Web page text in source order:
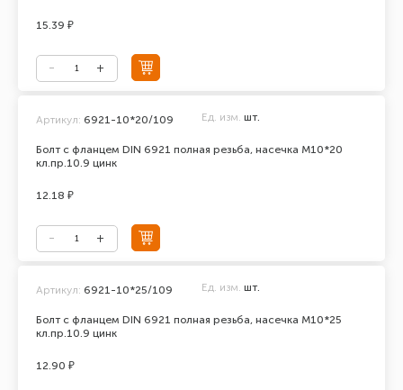
15.39 ₽
Болт с фланцем DIN 6921 полная резьба, насечка М10*20
кл.пр.10.9 цинк
Артикул: 6921-10*20/109 Ед. изм. шт.
12.18 ₽
Болт с фланцем DIN 6921 полная резьба, насечка М10*25
кл.пр.10.9 цинк
Артикул: 6921-10*25/109 Ед. изм. шт.
12.90 ₽